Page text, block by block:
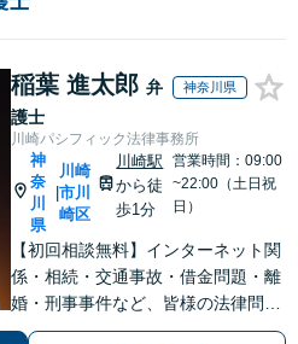
稲葉 進太郎 弁
護士
神奈川県
川崎パシフィック法律事務所
神
奈
川
県
川崎
市川
崎区
川崎駅
から徒
歩1分
営業時間：09:00
~22:00（土日祝
日）
【初回相談無料】インターネット関
係・相続・交通事故・借金問題・離
婚・刑事事件など、皆様の法律問題
を解決すべく、親身になって取り組